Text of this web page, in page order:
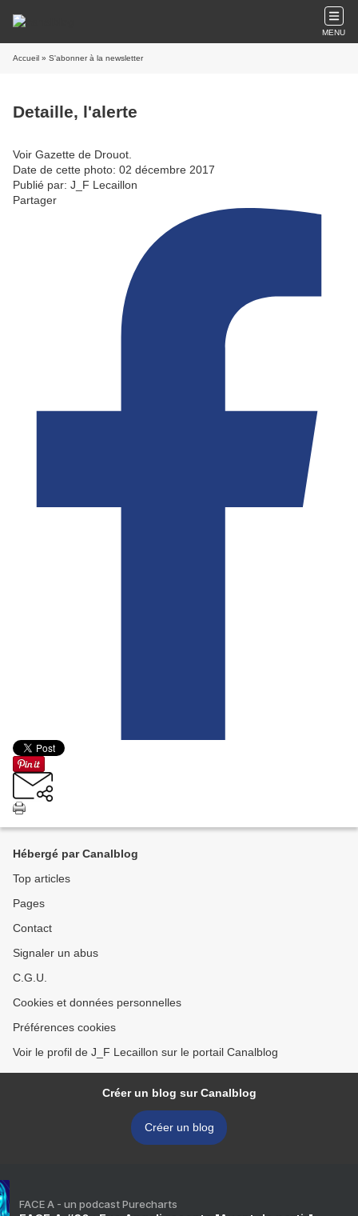
MENU
Accueil » S'abonner à la newsletter
Detaille, l'alerte
Voir Gazette de Drouot.
Date de cette photo: 02 décembre 2017
Publié par: J_F Lecaillon
Partager
Hébergé par Canalblog
Top articles
Pages
Contact
Signaler un abus
C.G.U.
Cookies et données personnelles
Préférences cookies
Voir le profil de J_F Lecaillon sur le portail Canalblog
Créer un blog sur Canalblog
Créer un blog
FACE A - un podcast Purecharts